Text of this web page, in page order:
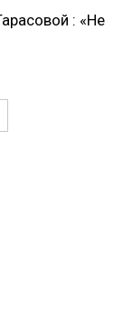
: «Не